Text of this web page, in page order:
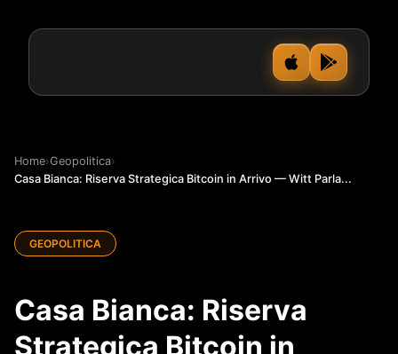
Home›Geopolitica›
Casa Bianca: Riserva Strategica Bitcoin in Arrivo — Witt Parla...
GEOPOLITICA
Casa Bianca: Riserva
Strategica Bitcoin in